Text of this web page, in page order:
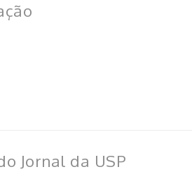
Jornal da USP